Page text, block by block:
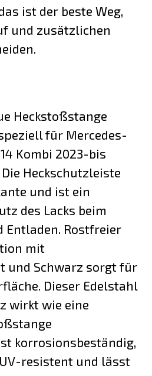
ist der beste Weg,
und zusätzlichen
Heckstoßstange
für Mercedes-
Kombi 2023-bis
Heckschutzleiste
und ist ein
des Lacks beim
Entladen. Rostfreier
mit
und Schwarz sorgt für
Dieser Edelstahl
wirkt wie eine
korrosionsbeständig,
resistent und lässt